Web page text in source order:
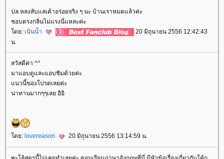
ปล.หลงลับแลเค้าอร่อยจริง ๆ นะ บ้านเราหมดแล้วค่ะ
ชอบตรงกลิ่นไม่แรงนี่แหละค่ะ
ดย: เนินน้ำ
20 มิถุนายน 2556 12:42:43
น.
สวัสดีค่า ^^
มาแอบดูและแอบชิมด้วยค่ะ
นวนี้ของโปรดเลยค่ะ
น่าทานมากๆๆเลย อิอิ
ดย: lovereason 20 มิถุนายน 2556 13:14:59 น.